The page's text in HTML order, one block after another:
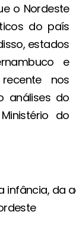
o Nordeste
do país
estados
e
nos
análises do
do
infância, da